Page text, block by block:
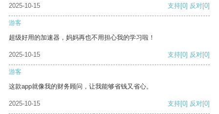
2025-10-15
支持[0] 反对[0]
游客
超级好用的加速器，妈妈再也不用担心我的学习啦！
2025-10-15 支持[0] 反对[0]
游客
这款app就像我的财务顾问，让我能够省钱又省心。
2025-10-15 支持[0] 反对[0]